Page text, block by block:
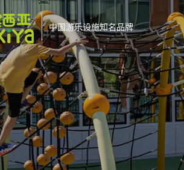
中国游乐设施知名品牌